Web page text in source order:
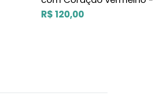
Móbiles e outras
manufaturas
R$ 120,00